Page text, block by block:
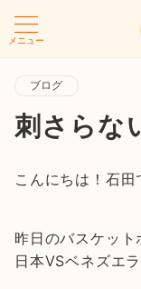
メニュー
ブログ
刺さらな
こんにちは！石田
昨日のバスケット
日本VSベネズエ